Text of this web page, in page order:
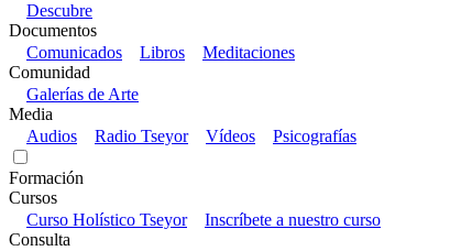
Descubre
Documentos
Comunicados
Libros
Meditaciones
Comunidad
Galerías de Arte
Media
Audios
Radio Tseyor Vídeos Psicografías
Formación
Cursos
Curso Holístico Tseyor
Inscríbete a nuestro curso
Consulta